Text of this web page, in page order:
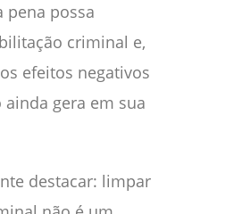
pena possa
criminal e,
efeitos negativos
gera em sua
destacar: limpar